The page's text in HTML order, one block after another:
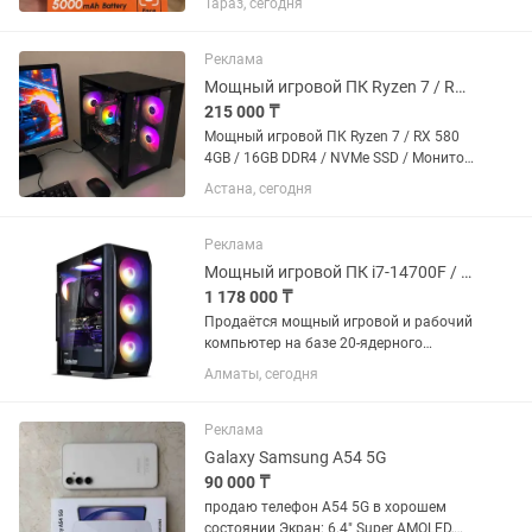
мАч 💾 Память: 64 ГБ ROM + 12 ГБ RAM
Разблокировка по лицу
Тараз, сегодня
Реклама
Мощный игровой ПК Ryzen 7 / RX 580 4GB / 16GB DDR4 / NVMe SSD / Монитор
215 000 ₸
Мощный игровой ПК Ryzen 7 / RX 580
4GB / 16GB DDR4 / NVMe SSD / Монитор
Продам мощный игровой компьютер
на 8 ядерном Ryzen 7 в комплекте с
современных игр, учебы,...
Астана, сегодня
Реклама
Мощный игровой ПК i7-14700F / RTX 3080 / 32GB DDR5 / СЖО 360
1 178 000 ₸
Продаётся мощный игровой и рабочий
компьютер на базе 20-ядерного
процессора Intel Core i7-14700F и
видеокарты Palit GeForce RTX 3080
Сборка рассчитана на
требовательные...
Алматы, сегодня
Реклама
Galaxy Samsung A54 5G
90 000 ₸
продаю телефон А54 5G в хорошем
состоянии Экран: 6.4" Super AMOLED,